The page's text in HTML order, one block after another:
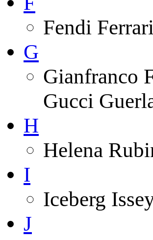
Fendi
G
Gianfranco
Gucci
H
Helena
I
Iceberg
J